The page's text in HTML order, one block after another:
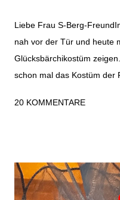
eLiebe Frau S-Berg-
nah vor der Tür und heute
Glücksbärchikostüm
schon mal das Kostüm der
recht schnell gemacht und
lila. Das war es dann auch
Kostüm. Dazu kommen
20 KOMMENTARE